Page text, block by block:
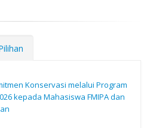
Konservasi melalui Program
kepada Mahasiswa FMIPA dan